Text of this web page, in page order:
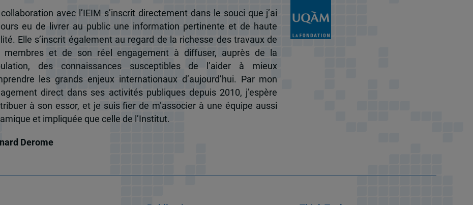
avec l’IEIM s’inscrit directement dans le souci que j’ai
eu de livrer au public une information pertinente et de haute
Elle s’inscrit également au regard de la richesse des travaux de
membres et de son réel engagement à diffuser, auprès de la
des connaissances susceptibles de l’aider à mieux
les grands enjeux internationaux d’aujourd’hui. Par mon
direct dans ses activités publiques depuis 2010, j’espère
à son essor, et je suis fier de m’associer à une équipe aussi
et impliquée que celle de l’Institut.
Derome